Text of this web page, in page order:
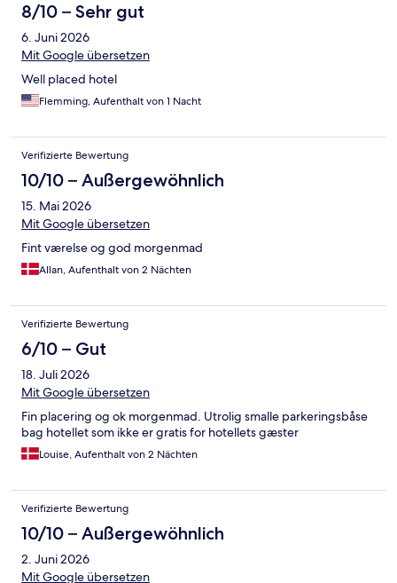
8/10 – Sehr gut
6. Juni 2026
Mit Google übersetzen
Well placed hotel
Flemming, Aufenthalt von 1 Nacht
Verifizierte Bewertung
10/10 – Außergewöhnlich
15. Mai 2026
Mit Google übersetzen
Fint værelse og god morgenmad
Allan, Aufenthalt von 2 Nächten
Verifizierte Bewertung
6/10 – Gut
18. Juli 2026
Mit Google übersetzen
Fin placering og ok morgenmad. Utrolig smalle parkeringsbåse
bag hotellet som ikke er gratis for hotellets gæster
Louise, Aufenthalt von 2 Nächten
Verifizierte Bewertung
10/10 – Außergewöhnlich
2. Juni 2026
Mit Google übersetzen